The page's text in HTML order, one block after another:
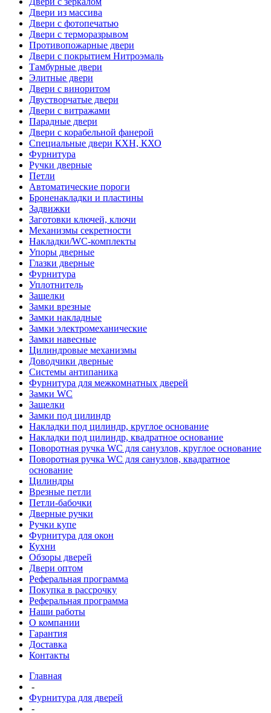
Двери из массива
Двери с фотопечатью
Двери с терморазрывом
Противопожарные двери
Двери с покрытием Нитроэмаль
Тамбурные двери
Элитные двери
Двери с виноритом
Двустворчатые двери
Двери с витражами
Парадные двери
Двери с корабельной фанерой
Специальные двери КХН, КХО
Фурнитура
Ручки дверные
Петли
Автоматические пороги
Броненакладки и пластины
Задвижки
Заготовки ключей, ключи
Механизмы секретности
Накладки/WC-комплекты
Упоры дверные
Глазки дверные
Фурнитура
Уплотнитель
Защелки
Замки врезные
Замки накладные
Замки электромеханические
Замки навесные
Цилиндровые механизмы
Доводчики дверные
Системы антипаника
Фурнитура для межкомнатных дверей
Замки WC
Защелки
Замки под цилиндр
Накладки под цилиндр, круглое основание
Накладки под цилиндр, квадратное основание
Поворотная ручка WC для санузлов, круглое основание
Поворотная ручка WC для санузлов, квадратное
основание
Цилиндры
Врезные петли
Петли-бабочки
Дверные ручки
Ручки купе
Фурнитура для окон
Кухни
Обзоры дверей
Двери оптом
Реферальная программа
Покупка в рассрочку
Реферальная программа
Наши работы
О компании
Гарантия
Доставка
Контакты
Главная
-
Фурнитура для дверей
-